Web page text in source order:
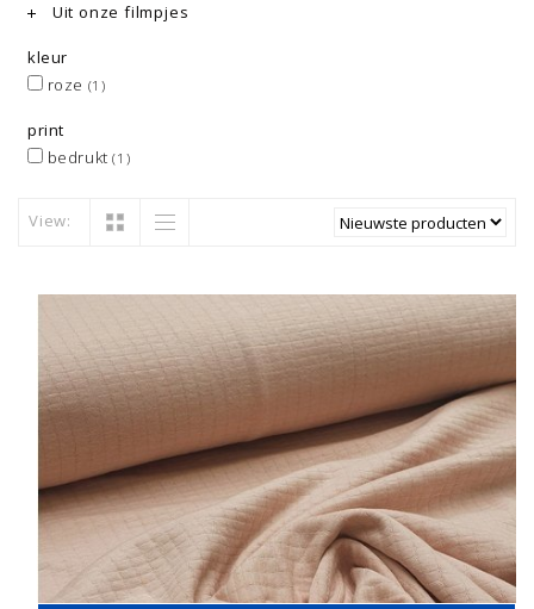
Uit onze filmpjes
kleur
roze (1)
print
bedrukt(1)
View: